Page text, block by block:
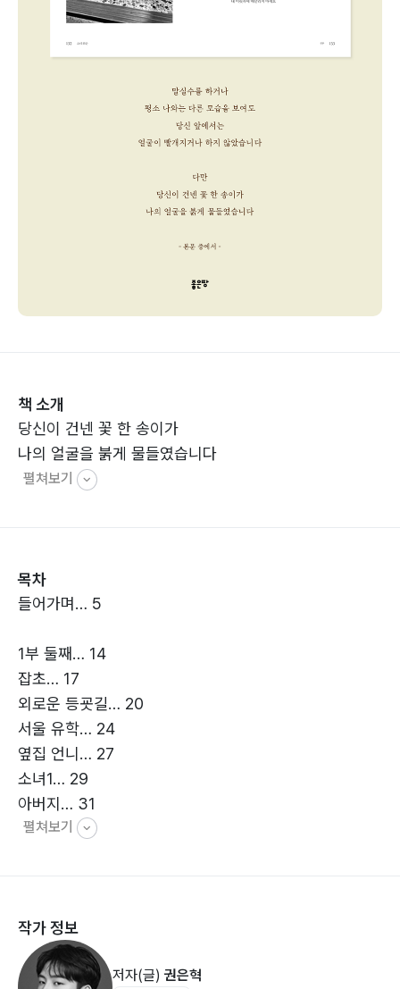
책 소개
당신이 건넨 꽃 한 송이가
나의 얼굴을 붉게 물들였습니다
펼쳐보기
목차
들어가며… 5
1부 둘째… 14
잡초… 17
외로운 등굣길… 20
서울 유학… 24
옆집 언니… 27
소녀1… 29
아버지… 31
김치볶음밥… 32
2부 완겨… 40
봄… 41
꽃… 43
펼쳐보기
작가 정보
저자(글) 권은혁